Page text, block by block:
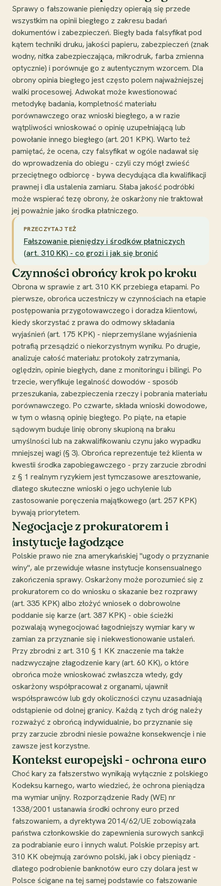
Sprawy o fałszowanie pieniędzy opierają się przede
wszystkim na opinii biegłego z zakresu badań
dokumentów i zabezpieczeń. Biegły bada falsyfikat pod
kątem techniki druku, jakości papieru, zabezpieczeń (znak
wodny, nitka zabezpieczająca, mikrodruk, farba zmienna
optycznie) i porównuje go z autentycznym wzorcem. Dla
obrony opinia biegłego jest często polem najważniejszej
walki procesowej. Adwokat może kwestionować
metodykę badania, kompletność materiału
porównawczego oraz wnioski biegłego, a w razie
wątpliwości wnioskować o opinię uzupełniającą lub
powołanie innego biegłego (art. 201 KPK). Warto też
pamiętać, że ocena, czy falsyfikat w ogóle nadawał się
do wprowadzenia do obiegu - czyli czy mógł zwieść
przeciętnego odbiorcę - bywa decydująca dla kwalifikacji
prawnej i dla ustalenia zamiaru. Słaba jakość podróbki
może wspierać tezę obrony, że oskarżony nie traktował
jej poważnie jako środka płatniczego.
PRZECZYTAJ TEŻ
Fałszowanie pieniędzy i środków płatniczych
(art. 310 KK) - co grozi i jak się bronić
Czynności obrońcy krok po kroku
Obrona w sprawie z art. 310 KK przebiega etapami. Po
pierwsze, obrońca uczestniczy w czynnościach na etapie
postępowania przygotowawczego i doradza klientowi,
kiedy skorzystać z prawa do odmowy składania
wyjaśnień (art. 175 KPK) - nieprzemyślane wyjaśnienia
potrafią przesądzić o niekorzystnym wyniku. Po drugie,
analizuje całość materiału: protokoły zatrzymania,
oględzin, opinie biegłych, dane z monitoringu i bilingi. Po
trzecie, weryfikuje legalność dowodów - sposób
przeszukania, zabezpieczenia rzeczy i pobrania materiału
porównawczego. Po czwarte, składa wnioski dowodowe,
w tym o własną opinię biegłego. Po piąte, na etapie
sądowym buduje linię obrony skupioną na braku
umyślności lub na zakwalifikowaniu czynu jako wypadku
mniejszej wagi (§ 3). Obrońca reprezentuje też klienta w
kwestii środka zapobiegawczego - przy zarzucie zbrodni
z § 1 realnym ryzykiem jest tymczasowe aresztowanie,
dlatego skuteczne wnioski o jego uchylenie lub
zastosowanie poręczenia majątkowego (art. 257 KPK)
bywają priorytetem.
Negocjacje z prokuratorem i
instytucje łagodzące
Polskie prawo nie zna amerykańskiej "ugody o przyznanie
winy", ale przewiduje własne instytucje konsensualnego
zakończenia sprawy. Oskarżony może porozumieć się z
prokuratorem co do wniosku o skazanie bez rozprawy
(art. 335 KPK) albo złożyć wniosek o dobrowolne
poddanie się karze (art. 387 KPK) - obie ścieżki
pozwalają wynegocjować łagodniejszy wymiar kary w
zamian za przyznanie się i niekwestionowanie ustaleń.
Przy zbrodni z art. 310 § 1 KK znaczenie ma także
nadzwyczajne złagodzenie kary (art. 60 KK), o które
obrońca może wnioskować zwłaszcza wtedy, gdy
oskarżony współpracował z organami, ujawnił
współsprawców lub gdy okoliczności czynu uzasadniają
odstąpienie od dolnej granicy. Każdą z tych dróg należy
rozważyć z obrońcą indywidualnie, bo przyznanie się
przy zarzucie zbrodni niesie poważne konsekwencje i nie
zawsze jest korzystne.
Kontekst europejski - ochrona euro
Choć kary za fałszerstwo wynikają wyłącznie z polskiego
Kodeksu karnego, warto wiedzieć, że ochrona pieniądza
ma wymiar unijny. Rozporządzenie Rady (WE) nr
1338/2001 ustanawia środki ochrony euro przed
fałszowaniem, a dyrektywa 2014/62/UE zobowiązała
państwa członkowskie do zapewnienia surowych sankcji
za podrabianie euro i innych walut. Polskie przepisy art.
310 KK obejmują zarówno polski, jak i obcy pieniądz -
dlatego podrobienie banknotów euro czy dolara jest w
Polsce ścigane na tej samej podstawie co fałszowanie